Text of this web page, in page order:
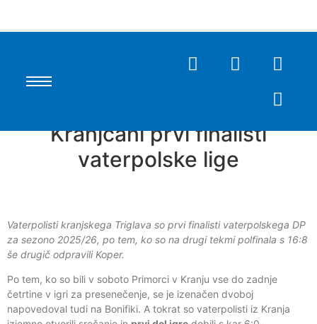
Kranjčani prvi finalisti
vaterpolske lige
Vaterpolisti kranjskega Triglava so prvi finalisti vaterpolskega DP
za sezono 2025/26, po tem, ko so na drugi tekmi polfinala s 16:8
še drugič odpravili Koper.
Po tem, ko so bili v soboto Primorci v Kranju vse do zadnje
četrtine v igri za presenečenje, se je izenačen dvoboj
napovedoval tudi na Bonifiki. A tokrat so vaterpolisti iz Kranja